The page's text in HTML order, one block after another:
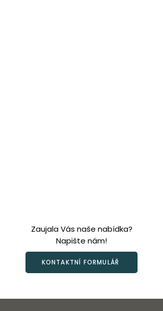
Zaujala Vás naše nabídka?
Napište nám!
KONTAKTNÍ FORMULÁŘ